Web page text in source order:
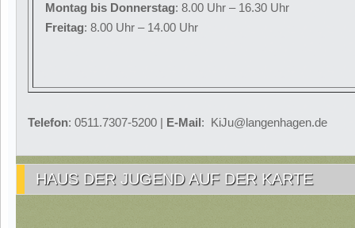
Montag bis Donnerstag: 8.00 Uhr – 16.30 Uhr
Freitag: 8.00 Uhr – 14.00 Uhr
Telefon: 0511.7307-5200 | E-Mail: KiJu@langenhagen.de
HAUS DER JUGEND AUF DER KARTE